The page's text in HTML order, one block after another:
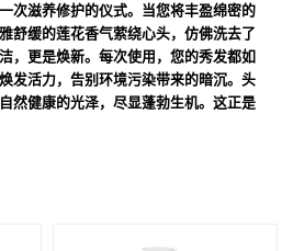
次滋养修护的仪式。当您将丰盈绵密的
舒缓的莲花香气萦绕心头，仿佛洗去了
，更是焕新。每次使用，您的秀发都如
活力，告别环境污染带来的暗沉。头
然健康的光泽，尽显蓬勃生机。这正是